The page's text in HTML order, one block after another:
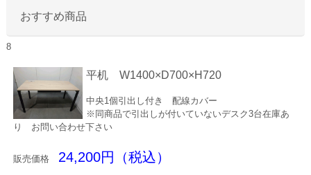
おすすめ商品
8
平机 W1400×D700×H720
中央1個引出し付き 配線カバー
※同商品で引出しが付いていないデスク3台在庫あ
り お問い合わせ下さい
販売価格 24,200円（税込）